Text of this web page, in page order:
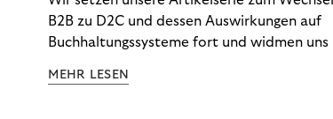
B2B zu D2C und dessen Auswirkungen auf
Buchhaltungssysteme fort und widmen uns
im D2C-Bereich.
MEHR LESEN